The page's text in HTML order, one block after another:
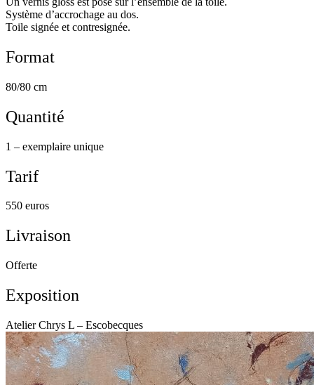
Système d’accrochage au dos.
Toile signée et contresignée.
Format
80/80 cm
Quantité
1 – exemplaire unique
Tarif
550 euros
Livraison
Offerte
Exposition
Atelier Chrys L – Escobecques